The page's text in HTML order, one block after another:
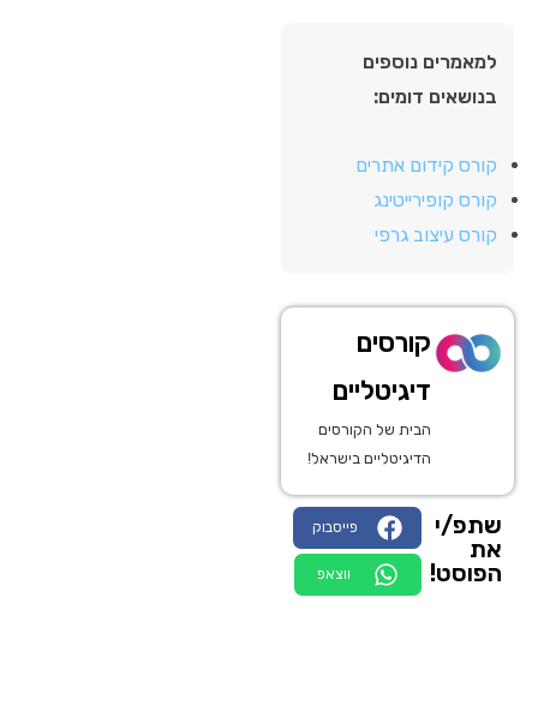
למאמרים נוספים
בנושאים דומים:
קורס קידום אתרים
קורס קופירייטינג
קורס עיצוב גרפי
קורסים
דיגיטליים
הבית של הקורסים
הדיגיטליים בישראל!
שתפ/י
את
הפוסט!
פייסבוק
ווצאפ